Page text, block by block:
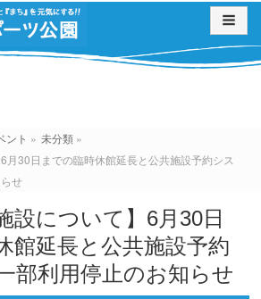
ント » 未分類 »
月30日までの臨時休館延長と公共施設予約シス
せ
設について】6月30日
館延長と公共施設予約
部利用停止のお知らせ